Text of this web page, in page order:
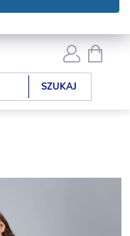
SZUKAJ